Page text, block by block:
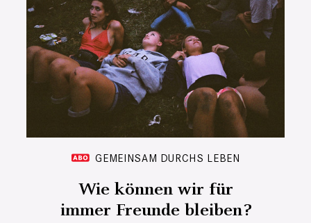
GEMEINSAM DURCHS LEBEN
Wie können wir für
immer Freunde bleiben?